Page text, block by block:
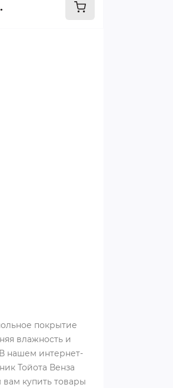
покрытие
влажность и
нашем интернет-
Тойота Венза
купить товары